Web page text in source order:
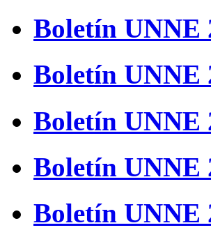
Boletín UNNE
Boletín UNNE
Boletín UNNE
Boletín UNNE
Boletín UNNE